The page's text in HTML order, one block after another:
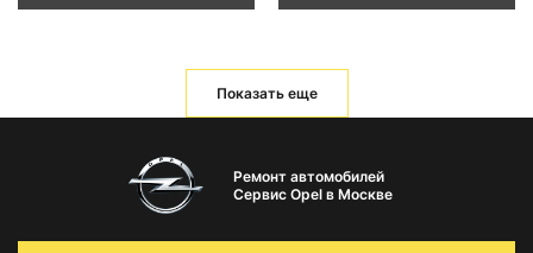
Показать еще
Ремонт автомобилей
Сервис Opel в Москве